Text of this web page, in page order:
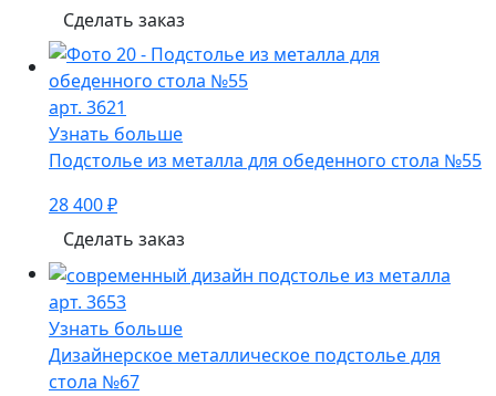
Сделать заказ
арт. 3621
Узнать больше
Подстолье из металла для обеденного стола №55
28 400 ₽
Сделать заказ
арт. 3653
Узнать больше
Дизайнерское металлическое подстолье для
стола №67